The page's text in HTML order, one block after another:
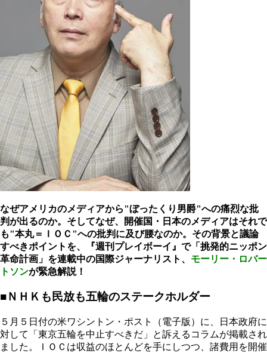
なぜアメリカのメディアから"ぼったくり男爵"への痛烈な批
判が出るのか。そしてなぜ、開催国・日本のメディアはそれで
も"本丸＝ＩＯＣ"への批判に及び腰なのか。その背景と議論
すべきポイントを、
『週刊プレイボーイ』で「挑発的ニッポン
革命計画」を連載中の国際ジャーナリスト、 モーリー・ロバー
トソンが緊急解説！
■ＮＨＫも民放も五輪のステークホルダー
５月５日付の米ワシントン・ポスト（電子版）に、日本政府に
対して「東京五輪を中止すべきだ」と訴えるコラムが掲載され
ました。ＩＯＣは収益のほとんどを手にしつつ、諸費用を開催